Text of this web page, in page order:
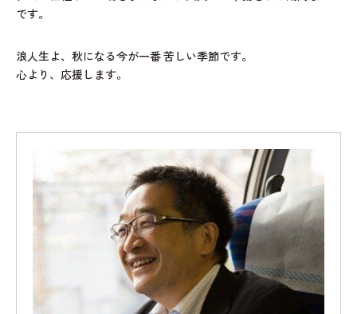
です。
浪人生よ、秋になる今が一番苦しい季節です。
心より、応援します。